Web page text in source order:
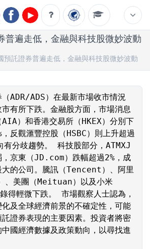
普遍走低，金融與科技股微妙波動
預託證券普遍走低，金融與科技股微妙波動
ADR/ADS）在最新市場收市情況
有所下跌。金融股方面，市場消息
）和香港交易所（HKEX）分別下
反觀滙豐控股（HSBC）則上升超過
有分歧趨勢。 科技股部分，ATMXJ
京東（JD.com）跌幅超過2%，成
大的公司。騰訊（Tencent）、阿里
美團（Meituan）以及小米
得輕微下跌。 市場觀察人士認為，
及全球經濟前景的不確定性，可能
證券表現的主要因素。投資者將密
國經濟數據及政策動向，以尋找進